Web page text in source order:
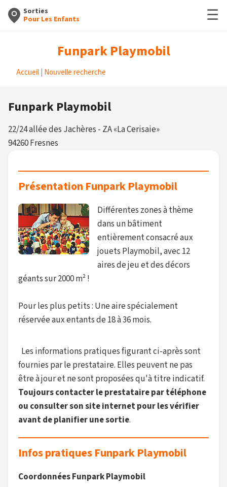
Sorties
Pour Les Enfants
☰
Funpark Playmobil
Accueil Nouvelle recherche
Funpark Playmobil
22/24 allée des Jachères - ZA «La Cerisaie»
94260 Fresnes
Présentation Funpark Playmobil
Différentes zones à thème
dans un bâtiment
entièrement consacré aux
jouets Playmobil, avec 12
aires de jeu et des décors
géants sur 2000 m² !
Pour les plus petits : Une aire spécialement
réservée aux entants de 18 à 36 mois.
Les informations pratiques figurant ci-après sont
fournies par le prestataire. Elles peuvent ne pas
être à jour et ne sont proposées qu'à titre indicatif.
Toujours contacter le prestataire par téléphone
ou consulter son site internet pour les vérifier
avant de planifier une sortie.
Infos pratiques Funpark Playmobil
Coordonnées Funpark Playmobil